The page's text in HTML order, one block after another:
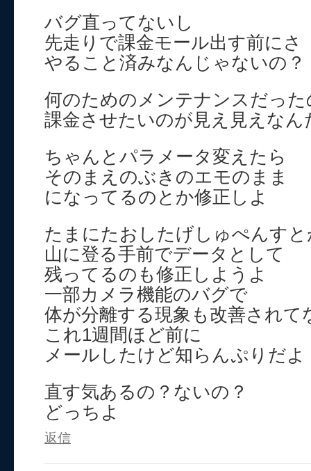
バグ直ってないし
先走りで課金モール出す前にさ
やること済みなんじゃないの？
何のためのメンテナンスだった
課金させたいのが見え見えなん
ちゃんとパラメータ変えたら
そのまえのぶきのエモのまま
になってるのとか修正しよ
たまにたおしたげしゅぺんすと
山に登る手前でデータとして
残ってるのも修正しようよ
一部カメラ機能のバグで
体が分離する現象も改善されて
これ1週間ほど前に
メールしたけど知らんぷりだよ
直す気あるの？ないの？
どっちよ
返信